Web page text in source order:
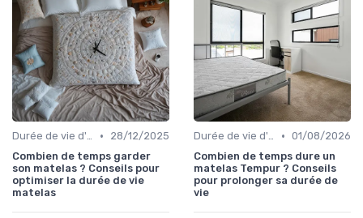
Durée de vie d'un matelas •
28/12/2025
Combien de temps garder
son matelas ? Conseils pour
optimiser la durée de vie
matelas
Durée de vie d'un matelas • 01/08/2026
Combien de temps dure un
matelas Tempur ? Conseils
pour prolonger sa durée de
vie